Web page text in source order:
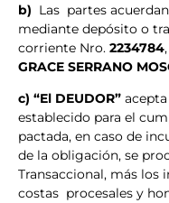
b) Las partes
mediante depósito o
corriente Nro. 2234784
GRACE SERRANO
c) “El DEUDOR”
establecido para el
pactada, en caso de
de la obligación, se
Transaccional, más los
costas procesales y